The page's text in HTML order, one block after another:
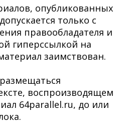
опубликованных
только с
правообладателя и
гиперссылкой на
заимствован.
воспроизводящем
64parallel.ru, до или